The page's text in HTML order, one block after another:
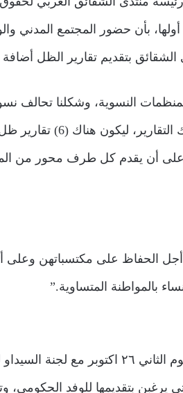
أولها، بأن حضور المجتمع المدني
الشقائق بتقديم تقارير الظل
النسوية، وشكلنا تحالف
على أن يقدم كل طرف محور من
الحفاظ على مكتسباتهن وعلى
بالمواطنة المتساوية.”
واكدت أنه “تم الجلوس في اليوم
يرغبن بتقديمها للوفد